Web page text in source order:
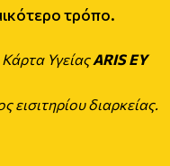
τρόπο.
Κάρτα ΥγείαςARIS EY
εισιτηρίου διαρκείας.